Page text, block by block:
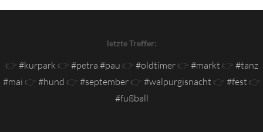
letzte Treffer:
👉 #kurpark 👉 #petra #pau 👉 #oldtimer👉 #markt 👉 #tanz
#mai 👉 #hund 👉 #september👉 #walpurgisnacht 👉 #fest 👉
#fußball